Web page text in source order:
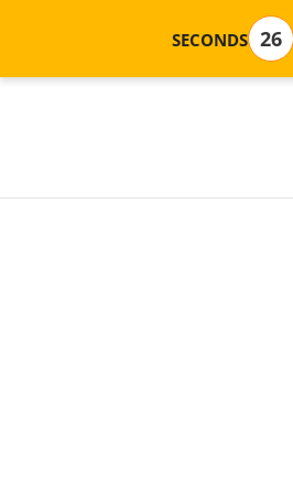
6
2
SECONDS